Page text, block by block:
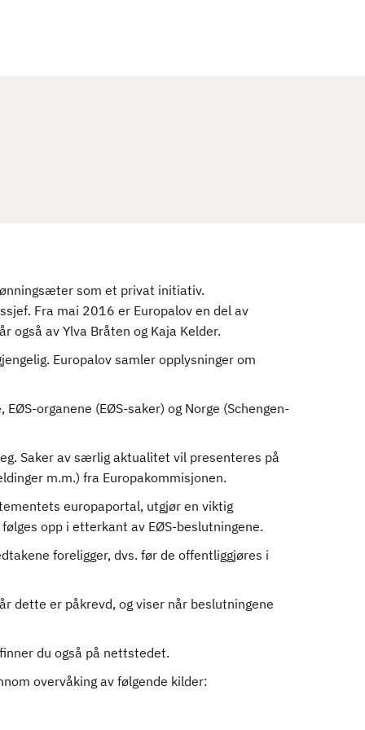
som et privat initiativ.
Fra mai 2016 er Europalov en del av
også av Ylva Bråten og Kaja Kelder.
Europalov samler opplysninger om
organene (EØS-saker) og Norge (Schengen-
Saker av særlig aktualitet vil presenteres på
m.m.) fra Europakommisjonen.
europaportal, utgjør en viktig
opp i etterkant av EØS-beslutningene.
foreligger, dvs. før de offentliggjøres i
dette er påkrevd, og viser når beslutningene
du også på nettstedet.
overvåking av følgende kilder: